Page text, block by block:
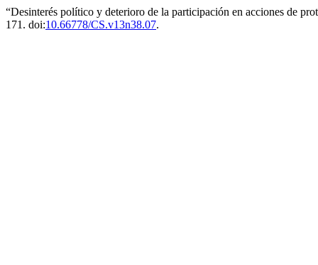
“Desinterés político y deterioro de la participación en acciones de
171. doi:10.66778/CS.v13n38.07.